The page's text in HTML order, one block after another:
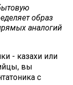
образ
аналогий
- казахи или
вы
с